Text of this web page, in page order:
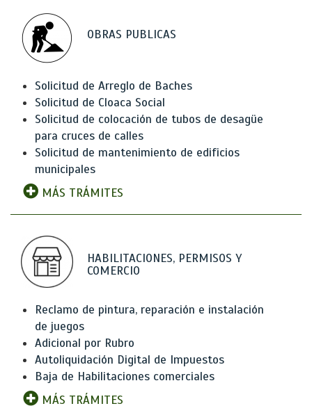
OBRAS PUBLICAS
Solicitud de Arreglo de Baches
Solicitud de Cloaca Social
Solicitud de colocación de tubos de desagüe
para cruces de calles
Solicitud de mantenimiento de edificios
municipales
MÁS TRÁMITES
HABILITACIONES, PERMISOS Y
COMERCIO
Reclamo de pintura, reparación e instalación
de juegos
Adicional por Rubro
Autoliquidación Digital de Impuestos
Baja de Habilitaciones comerciales
MÁS TRÁMITES